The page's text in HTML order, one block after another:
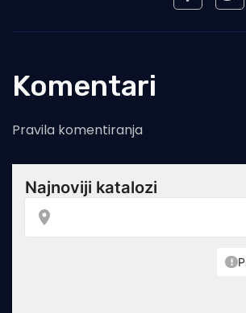
Komentari
Pravila komentiranja